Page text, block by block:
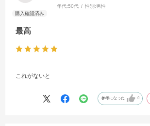
最高
年代:50代 性別:男性
これがないと
参考になった 0